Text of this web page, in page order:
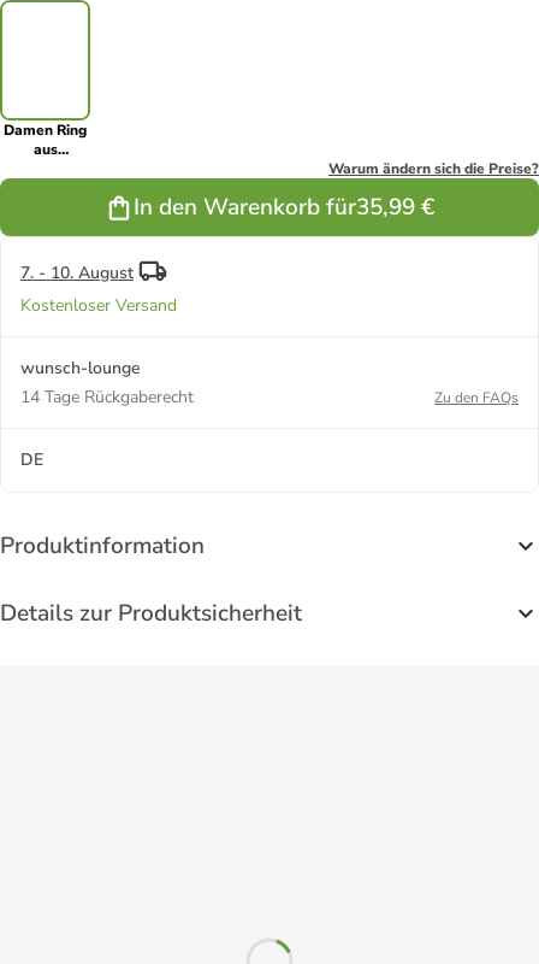
Damen Ring
aus
Warum ändern sich die Preise?
In den Warenkorb für35,99 €
7. - 10. August
Kostenloser Versand
wunsch-lounge
14 Tage Rückgaberecht
Zu den FAQs
DE
Produktinformation
Details zur Produktsicherheit